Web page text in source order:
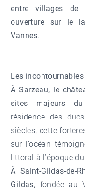
entre villages de
ouverture sur le
Vannes.
Les incontournables
À Sarzeau, le
sites majeurs
résidence des
siècles, cette
sur l’océan
littoral à l’époque
À Saint-Gildas-de-
Gildas, fondée au